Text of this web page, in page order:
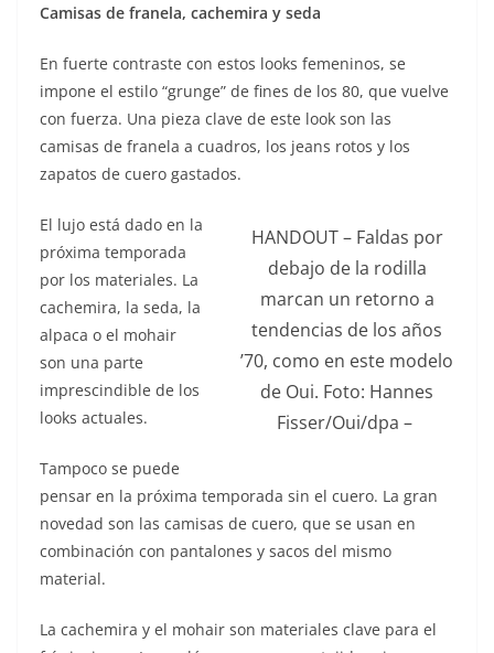
Camisas de franela, cachemira y seda
En fuerte contraste con estos looks femeninos, se
impone el estilo “grunge” de fines de los 80, que vuelve
con fuerza. Una pieza clave de este look son las
camisas de franela a cuadros, los jeans rotos y los
zapatos de cuero gastados.
HANDOUT – Faldas por
debajo de la rodilla
marcan un retorno a
tendencias de los años
’70, como en este modelo
de Oui. Foto: Hannes
Fisser/Oui/dpa –
El lujo está dado en la
próxima temporada
por los materiales. La
cachemira, la seda, la
alpaca o el mohair
son una parte
imprescindible de los
looks actuales.
Tampoco se puede
pensar en la próxima temporada sin el cuero. La gran
novedad son las camisas de cuero, que se usan en
combinación con pantalones y sacos del mismo
material.
La cachemira y el mohair son materiales clave para el